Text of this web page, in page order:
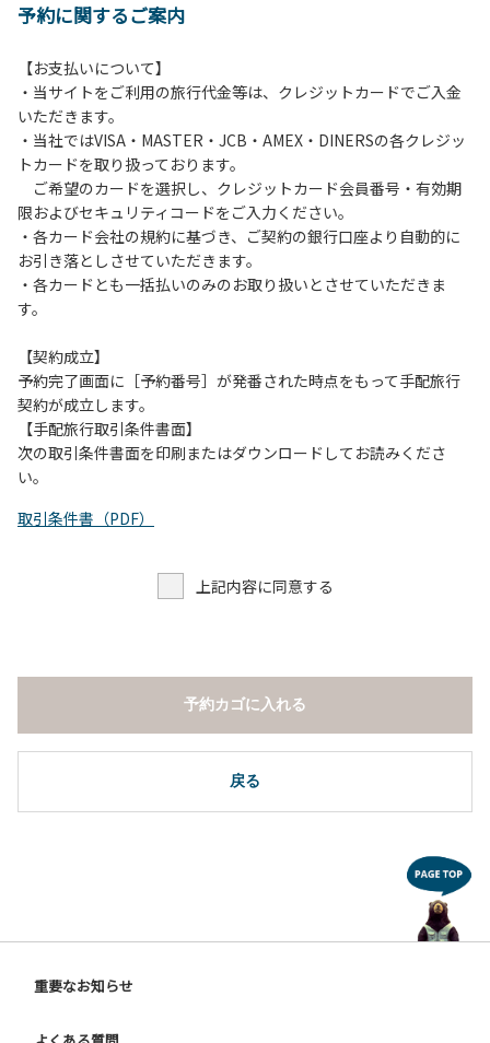
ら午前10時までの間にゴミステーションに出してください。
は、お持ち帰りをお願いします。
【禁止事項】
カラオケ、発電機、地面での直火による焚き火、キャンプフ
ァイヤー、打ち上げ式花火、テントサウナの設置
【注意事項】
当キャンプ場のそばを流れる歴舟川は、上流で雨が降ると短
時間で増水し、川原で遊んでいると大変危険な状態になりや
すく、過去にも増水により人が流される事故が数件起きてい
（１）川原にテントやタープを張らない。
（２）雨が降ったときは川原で遊ばない。
（３）カムイコタン公園キャンプ場で雨が降らなくても、上
流で雨が降り急に増水することがあるので、水の濁りに注意
し、濁り始めたときには直ちに川原での遊びを中止する。
（４）キャンプ場の管理者や地元住民から川についての注意
予約に関するご案内
【お支払いについて】
・当サイトをご利用の旅行代金等は、クレジットカードでご入金
いただきます。
・当社ではVISA・MASTER・JCB・AMEX・DINERSの各クレジッ
トカードを取り扱っております。
ご希望のカードを選択し、クレジットカード会員番号・有効期
限およびセキュリティコードをご入力ください。
・各カード会社の規約に基づき、ご契約の銀行口座より自動的に
お引き落としさせていただきます。
・各カードとも一括払いのみのお取り扱いとさせていただきま
す。
【契約成立】
予約完了画面に［予約番号］が発番された時点をもって手配旅行
契約が成立します。
【手配旅行取引条件書面】
次の取引条件書面を印刷またはダウンロードしてお読みくださ
い。
取引条件書（PDF）
上記内容に同意する
戻る
予約カゴに入れる
重要なお知らせ